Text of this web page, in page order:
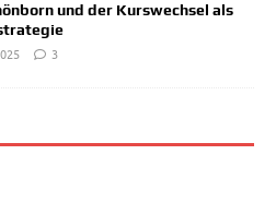
und der Kurswechsel als
3